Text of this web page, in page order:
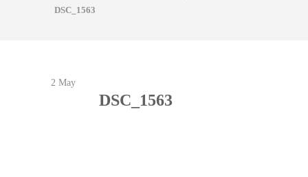
DSC_1563
2 May
DSC_1563